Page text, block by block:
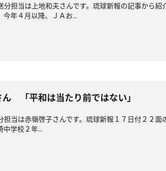
担当は上地和夫さんです。琉球新報の記事から
年４月以降、ＪＡお...
「平和は当たり前ではない」
担当は赤嶺啓子さんです。琉球新報１７日付２２
学校２年...